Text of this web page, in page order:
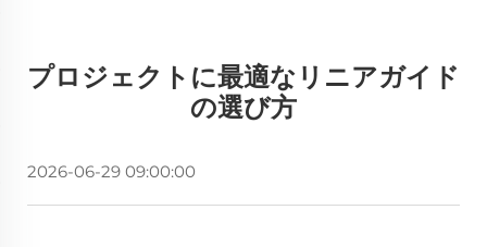
プロジェクトに最適なリニアガイド
の選び方
2026-06-29 09:00:00